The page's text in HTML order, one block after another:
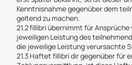
Kenntnisnahme gegenüber dem
geltend zu machen.
21.2 fillibri übernimmt für
jeweiligen Leistung des
die jeweilige Leistung verursachte
21.3 Haftet fillibri dir gegenüber für